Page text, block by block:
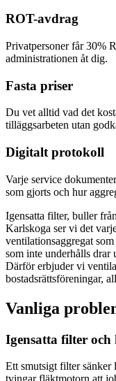
ROT-avdrag
Privatpersoner får 30%
administrationen åt dig.
Fasta priser
Du vet alltid vad det
tilläggsarbeten utan
Digitalt protokoll
Varje service
som gjorts och hur
Igensatta filter, buller
Karlskoga ser vi det
ventilationsaggregat
som inte underhålls drar
Därför erbjuder vi
bostadsrättsföreningar,
Vanliga
Igensatta filter och
Ett smutsigt filter